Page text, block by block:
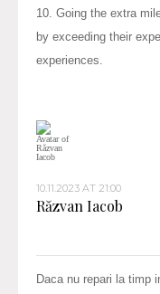
10. Going the extra
by exceeding their
experiences.
10.11.2023 AT 21:00
Răzvan Iacob
Daca nu repari la timp